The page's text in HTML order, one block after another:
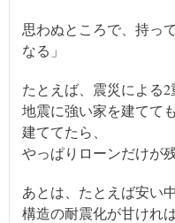
思わぬところで、持っ
なる」
たとえば、震災による2
地震に強い家を建てて
建ててたら、
やっぱりローンだけが
あとは、たとえば安い
構造の耐震化が甘けれ